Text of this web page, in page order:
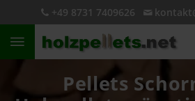
+49 8731 7409626
Pellets